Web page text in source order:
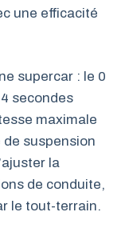
une efficacité
supercar : le 0
secondes
maximale
suspension
la
de conduite,
le tout-terrain.